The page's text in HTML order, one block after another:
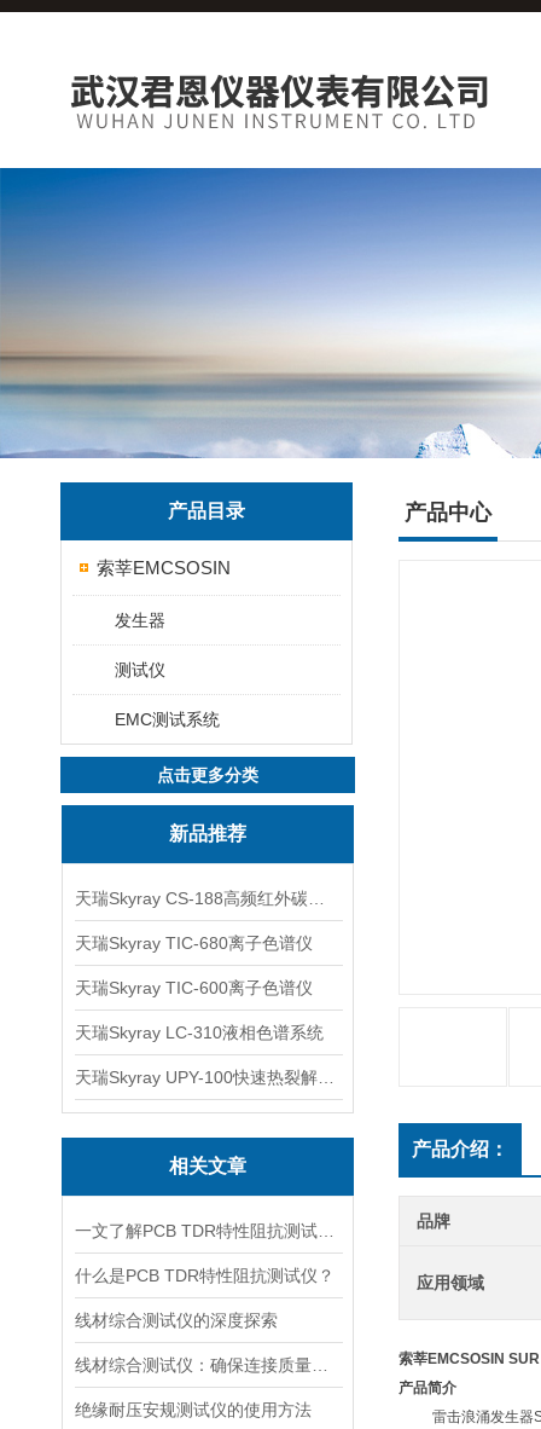
产品目录
索莘EMCSOSIN
发生器
测试仪
EMC测试系统
点击更多分类
新品推荐
天瑞Skyray TIC-680离子色谱仪
天瑞Skyray TIC-600离子色谱仪
天瑞Skyray LC-310液相色谱系统
相关文章
什么是PCB TDR特性阻抗测试仪？
线材综合测试仪的深度探索
绝缘耐压安规测试仪的使用方法
产品中心
产品介绍：
品牌
应用领域
索莘EMCSOSIN
产品简介
雷击浪涌发生器